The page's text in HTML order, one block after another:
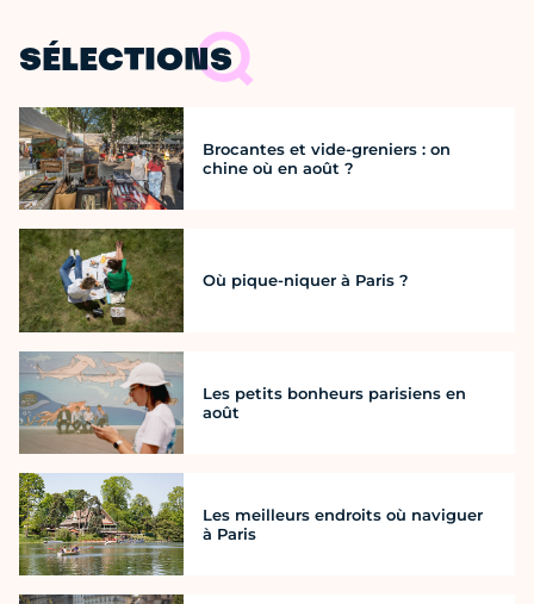
SÉLECTIONS
Brocantes et vide-greniers : on
chine où en août ?
Où pique-niquer à Paris ?
Les petits bonheurs parisiens en
août
Les meilleurs endroits où naviguer
à Paris